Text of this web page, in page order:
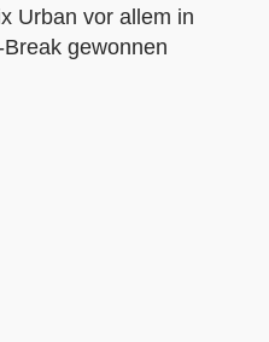
Urban vor allem in
gewonnen